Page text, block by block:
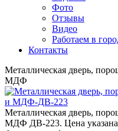
Фото
Отзывы
Видео
Работаем в
Контакты
Металлическая дверь,
МДФ
Металлическая дверь,
МДФ ДВ-223. Цена указана